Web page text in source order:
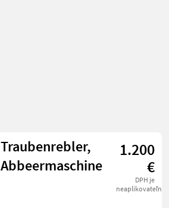
Traubenrebler,
Abbeermaschine
1.200
€
DPH je
neaplikovateľné